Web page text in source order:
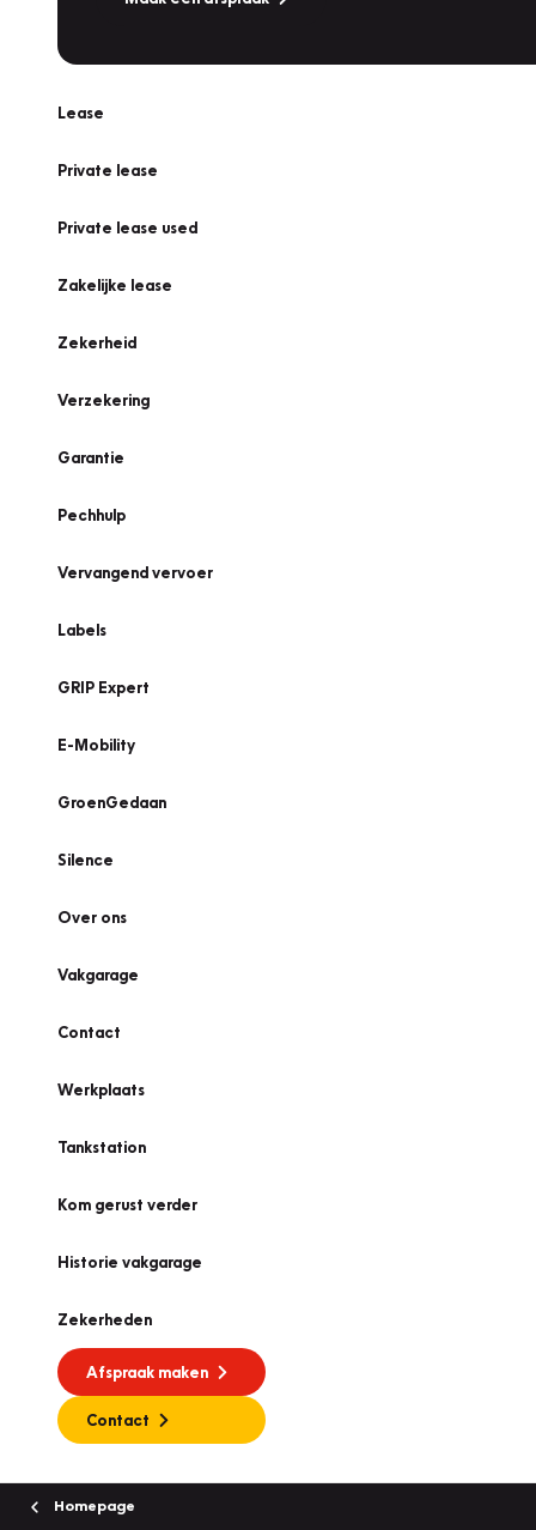
Lease
Private lease
Private lease used
Zakelijke lease
Zekerheid
Verzekering
Garantie
Pechhulp
Vervangend vervoer
Labels
GRIP Expert
E-Mobility
GroenGedaan
Silence
Over ons
Vakgarage
Contact
Werkplaats
Tankstation
Kom gerust verder
Historie vakgarage
Zekerheden
Afspraak maken
Contact
Homepage